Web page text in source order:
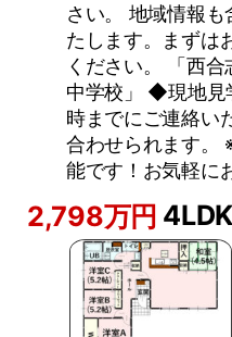
さい。 地域情報
たします。まずは
ください。 「西
中学校」 ◆現地見
時までにご連絡い
合わせられます。
能です！お気軽に
2,798万円 4LDK